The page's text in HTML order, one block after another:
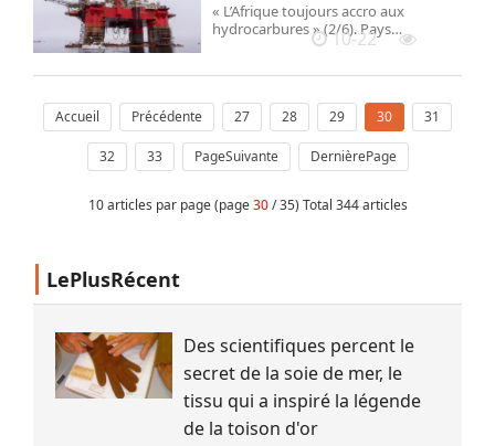
« L’Afrique toujours accro aux
hydrocarbures » (2/6). Pays
producteur à l’horizon 2030, la
offshore d’environ 11 milliards de
barils à 280 kilomètres de ses côtes.
Selon les autorités, le pétrole va
permettre de doubler le PIB d’ici à
2040.
10-22
Accueil Précédente 27 28 29 30 31
32 33 PageSuivante DernièrePage
10 articles par page (page30/ 35) Total 344 articles
LePlusRécent
Des scientifiques percent le
secret de la soie de mer, le
tissu qui a inspiré la légende
de la toison d'or